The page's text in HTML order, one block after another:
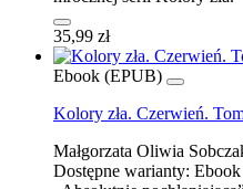
35,99 zł
Ebook (EPUB)
Kolory zła. Czerwień.
Małgorzata Oliwia
Dostępne warianty: